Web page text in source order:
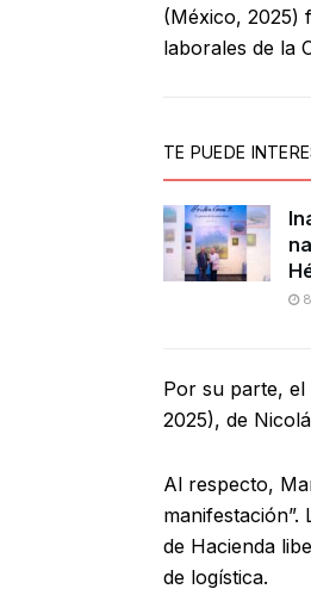
(México, 2025)
laborales de la
TE PUEDE
8
Por su parte, el
2025), de
Al respecto,
de Hacienda
de logística.